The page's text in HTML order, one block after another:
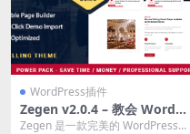
WordPress插件
Zegen v2.0.4 – 教会 WordPr
ess 主题下载
Zegen 是一款完美的 WordPress